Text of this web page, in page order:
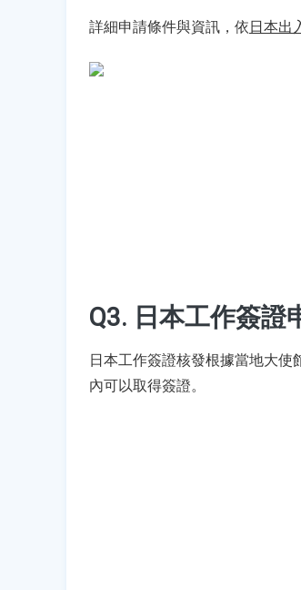
詳細申請條件與資訊，依日本出
Q3. 日本工作簽證
日本工作簽證核發根據當地大
內可以取得簽證。